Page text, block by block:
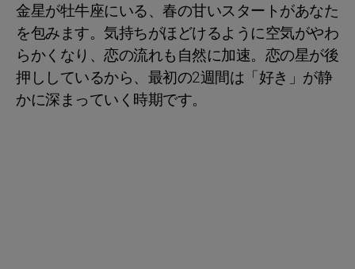
金星が牡牛座にいる、春の甘いスタートがあなた
を包みます。気持ちがほどけるように空気がやわ
らかくなり、恋の流れも自然に加速。恋の星が後
押ししているから、最初の2週間は「好き」が静
かに深まっていく時期です。